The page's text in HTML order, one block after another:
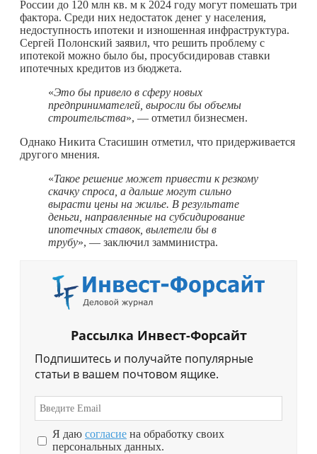
России до 120 млн кв. м к 2024 году могут помешать три
фактора. Среди них недостаток денег у населения,
недоступность ипотеки и изношенная инфраструктура.
Сергей Полонский заявил, что решить проблему с
ипотекой можно было бы, просубсидировав ставки
ипотечных кредитов из бюджета.
«Это бы привело в сферу новых
предпринимателей, выросли бы объемы
строительства», — отметил бизнесмен.
Однако Никита Стасишин отметил, что придерживается
другого мнения.
«Такое решение может привести к резкому
скачку спроса, а дальше могут сильно
вырасти цены на жилье. В результате
деньги, направленные на субсидирование
ипотечных ставок, вылетели бы в
трубу», — заключил замминистра.
Рассылка Инвест-Форсайт
Подпишитесь и получайте популярные
статьи в вашем почтовом ящике.
Я даю согласие на обработку своих
персональных данных.